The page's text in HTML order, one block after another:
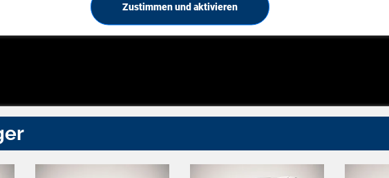
Zustimmen und aktivieren